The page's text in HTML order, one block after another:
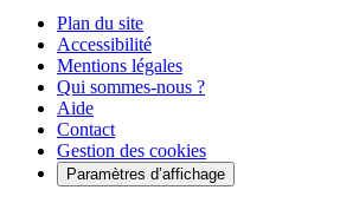
Plan du site
Accessibilité
Mentions légales
Qui sommes-nous ?
Aide
Contact
Gestion des cookies
Paramètres d’affichage